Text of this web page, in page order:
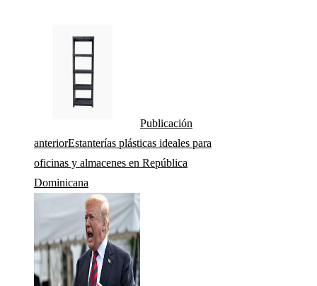
Publicación
anteriorEstanterías plásticas ideales para
oficinas y almacenes en República
Dominicana